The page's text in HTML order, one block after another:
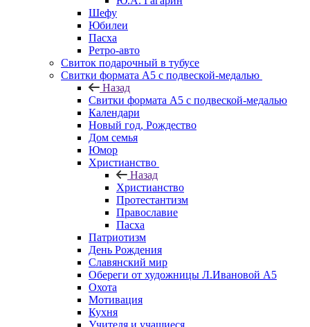
Шефу
Юбилеи
Пасха
Ретро-авто
Свиток подарочный в тубусе
Свитки формата А5 с подвеской-медалью
Назад
Свитки формата А5 с подвеской-медалью
Календари
Новый год, Рождество
Дом семья
Юмор
Христианство
Назад
Христианство
Протестантизм
Православие
Пасха
Патриотизм
День Рождения
Славянский мир
Обереги от художницы Л.Ивановой А5
Охота
Мотивация
Кухня
Учителя и учащиеся